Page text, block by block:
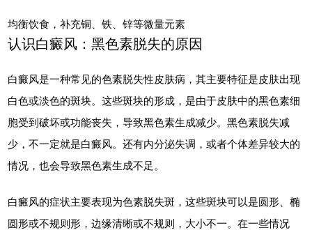
均衡饮食，补充铜、铁、锌等微量元素
认识白癜风：黑色素脱失的原因
白癜风是一种常见的色素脱失性皮肤病，其主要特征是皮肤出现
白色或淡色的斑块。这些斑块的形成，是由于皮肤中的黑色素细
胞受到破坏或功能丧失，导致黑色素生成减少。黑色素脱失减
少，不一定就是白癜风。还有内分泌失调，或者个体差异较大的
情况，也会导致黑色素生成不足。
白癜风的症状主要表现为色素脱失斑，这些斑块可以是圆形、椭
圆形或不规则形，边缘清晰或不规则，大小不一。在一些情况